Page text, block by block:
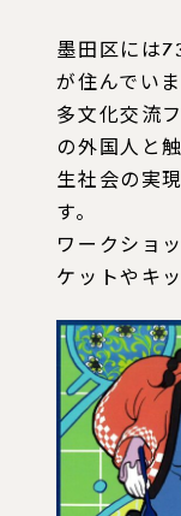
墨田区には
が住んでいま
多文化交流
の外国人と
生社会の実
す。
ワークショ
ケットやキ